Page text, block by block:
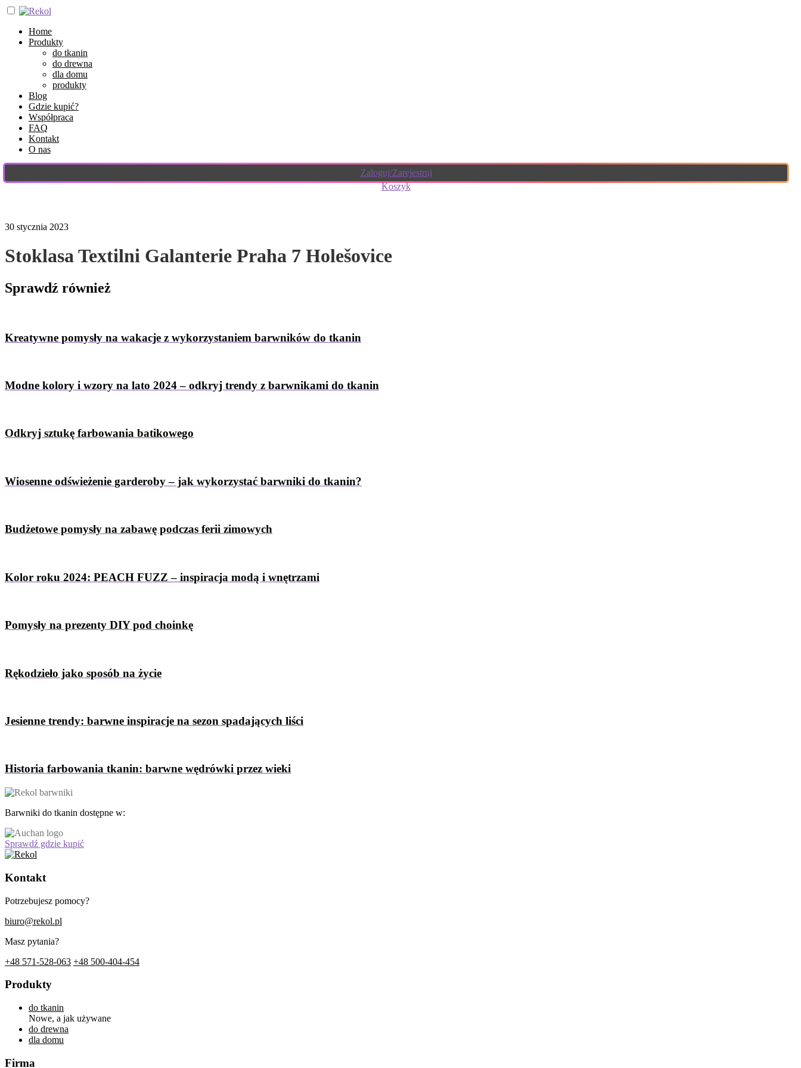
Home
Produkty
do tkanin
do drewna
dla domu
produkty
Blog
Gdzie kupić?
Współpraca
FAQ
Kontakt
O nas
Zaloguj/Zarejestruj
Koszyk
30 stycznia 2023
Stoklasa Textilni Galanterie Praha 7 Holešovice
Sprawdź również
Kreatywne pomysły na wakacje z wykorzystaniem barwników do tkanin
Modne kolory i wzory na lato 2024 – odkryj trendy z barwnikami do tkanin
Odkryj sztukę farbowania batikowego
Wiosenne odświeżenie garderoby – jak wykorzystać barwniki do tkanin?
Budżetowe pomysły na zabawę podczas ferii zimowych
Kolor roku 2024: PEACH FUZZ – inspiracja modą i wnętrzami
Pomysły na prezenty DIY pod choinkę
Rękodzieło jako sposób na życie
Jesienne trendy: barwne inspiracje na sezon spadających liści
Historia farbowania tkanin: barwne wędrówki przez wieki
Barwniki do tkanin dostępne w:
Sprawdź gdzie kupić
Kontakt
Potrzebujesz pomocy?
biuro@rekol.pl
Masz pytania?
+48 571-528-063 +48 500-404-454
Produkty
do tkanin
Nowe, a jak używane
do drewna
dla domu
Firma